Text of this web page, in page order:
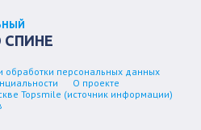
СПИНЕ
обработки персональных данных
О проекте
Topsmile (источник информации)